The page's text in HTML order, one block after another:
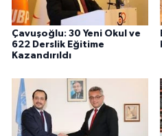
Çavuşoğlu: 30 Yeni Okul ve
622 Derslik Eğitime
Kazandırıldı